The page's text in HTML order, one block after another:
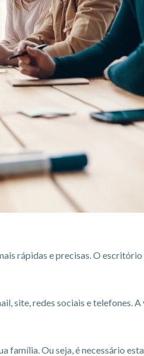
rápidas e precisas. O
site, redes sociais e telefones.
família. Ou seja, é necessário